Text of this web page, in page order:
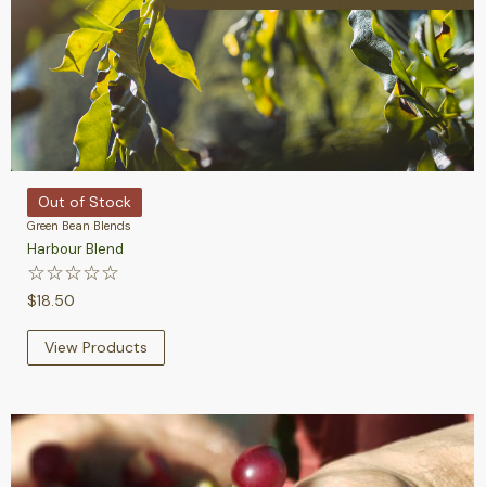
Out of Stock
Green Bean Blends
Harbour Blend
☆☆☆☆☆
$18.50
View Products